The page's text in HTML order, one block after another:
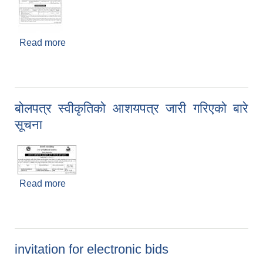
Read more
बोलपत्र स्वीकृतिको आशयपत्र जारी गरिएको बारे
सूचना
Read more
invitation for electronic bids